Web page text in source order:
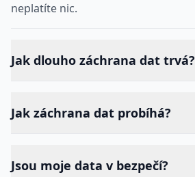
neplatíte nic.
Jak dlouho záchrana dat trvá?
Jak záchrana dat probíhá?
Jsou moje data v bezpečí?